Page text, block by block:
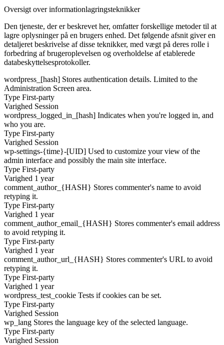
Oversigt over informationlagringsteknikker
Den tjeneste, der er beskrevet her, omfatter forskellige metoder til at
lagre oplysninger på en brugers enhed. Det følgende afsnit giver en
detaljeret beskrivelse af disse teknikker, med vægt på deres rolle i
forbedring af brugeroplevelsen og overholdelse af etablerede
databeskyttelsesprotokoller.
wordpress_[hash] Stores authentication details. Limited to the
Administration Screen area.
Type First-party
Varighed Session
wordpress_logged_in_[hash] Indicates when you're logged in, and
who you are.
Type First-party
Varighed Session
wp-settings-{time}-[UID] Used to customize your view of the
admin interface and possibly the main site interface.
Type First-party
Varighed 1 year
comment_author_{HASH} Stores commenter's name to avoid
retyping it.
Type First-party
Varighed 1 year
comment_author_email_{HASH} Stores commenter's email address
to avoid retyping it.
Type First-party
Varighed 1 year
comment_author_url_{HASH} Stores commenter's URL to avoid
retyping it.
Type First-party
Varighed 1 year
wordpress_test_cookie Tests if cookies can be set.
Type First-party
Varighed Session
wp_lang Stores the language key of the selected language.
Type First-party
Varighed Session